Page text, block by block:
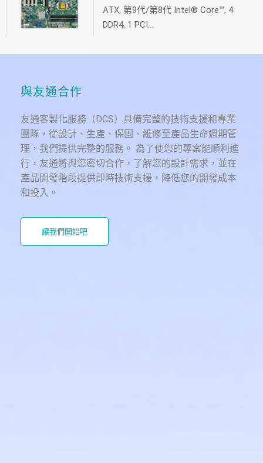
ATX, 第9代/第8代 Intel® Core™, 4
DDR4, 1 PCI...
與友通合作
友通客製化服務（DCS）具備完整的技術支援和專業
團隊，從設計、生產、保固、維修至產品生命週期管
理，我們提供完整的服務。 為了使您的專案能順利進
行，友通將與您密切合作，了解您的設計需求，並在
產品開發階段提供即時技術支援，降低您的開發成本
和投入。
讓我們開始吧